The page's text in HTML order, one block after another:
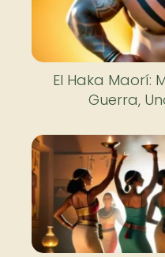
El Haka Maorí:
Guerra,